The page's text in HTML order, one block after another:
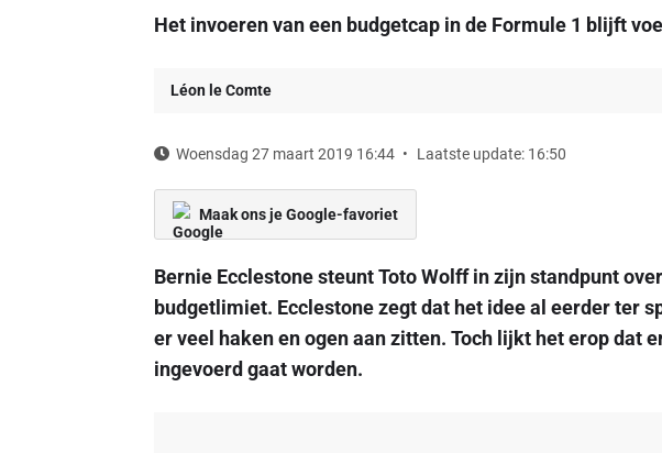
Het invoeren van een budgetcap in de Formule 1 blijft
Léon le Comte
Woensdag 27 maart 2019 16:44 Laatste update: 16:50
Maak ons je Google-favoriet
Bernie Ecclestone steunt Toto Wolff in zijn standpunt
budgetlimiet. Ecclestone zegt dat het idee al eerder ter
er veel haken en ogen aan zitten. Toch lijkt het erop dat
ingevoerd gaat worden.